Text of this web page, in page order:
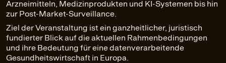
Arzneimitteln, Medizinprodukten und KI-Systemen bis hin
zur Post-Market-Surveillance.
Ziel der Veranstaltung ist ein ganzheitlicher, juristisch
fundierter Blick auf die aktuellen Rahmenbedingungen
und ihre Bedeutung für eine datenverarbeitende
Gesundheitswirtschaft in Europa.